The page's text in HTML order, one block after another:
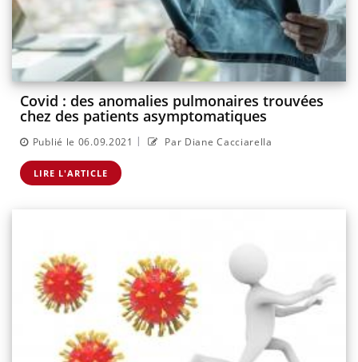
Covid : des anomalies pulmonaires trouvées
chez des patients asymptomatiques
Publié le 06.09.2021 | Par Diane Cacciarella
LIRE L'ARTICLE